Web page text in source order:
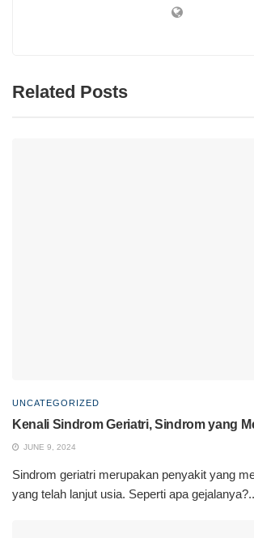
Related Posts
UNCATEGORIZED
Kenali Sindrom Geriatri, Sindrom yang
JUNE 9, 2024
Sindrom geriatri merupakan penyakit yang
yang telah lanjut usia. Seperti apa